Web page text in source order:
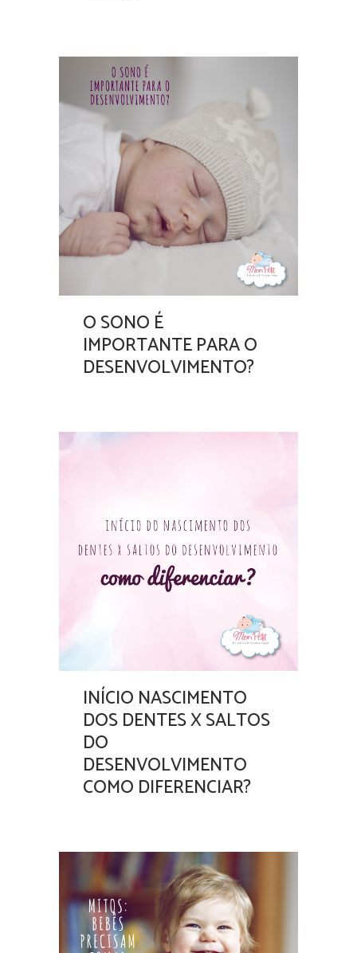
O SONO É
IMPORTANTE PARA O
DESENVOLVIMENTO?
INÍCIO NASCIMENTO
DOS DENTES X SALTOS
DO
DESENVOLVIMENTO
COMO DIFERENCIAR?